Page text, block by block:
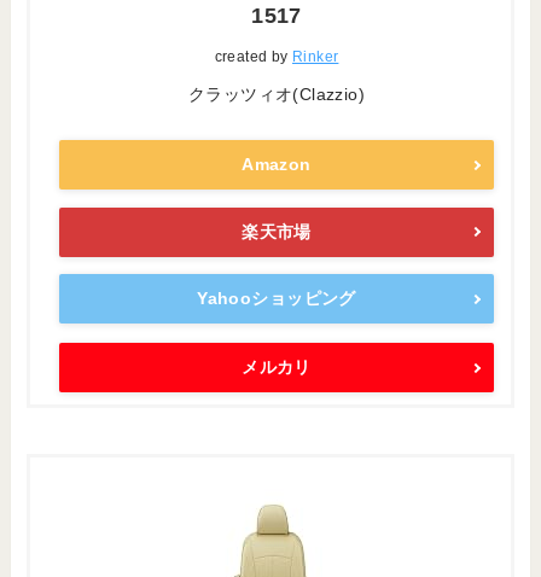
1517
created by Rinker
クラッツィオ(Clazzio)
Amazon
楽天市場
Yahooショッピング
メルカリ